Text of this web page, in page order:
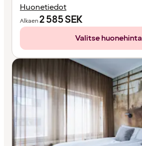
Huonetiedot
Alkaen2 585SEK
Valitse huonehinta